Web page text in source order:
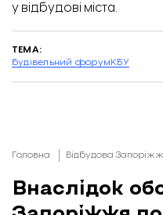
у відбудові міста.
ТЕМА:
будівельний форумКБУ
Головна Відбудова
Внаслідок